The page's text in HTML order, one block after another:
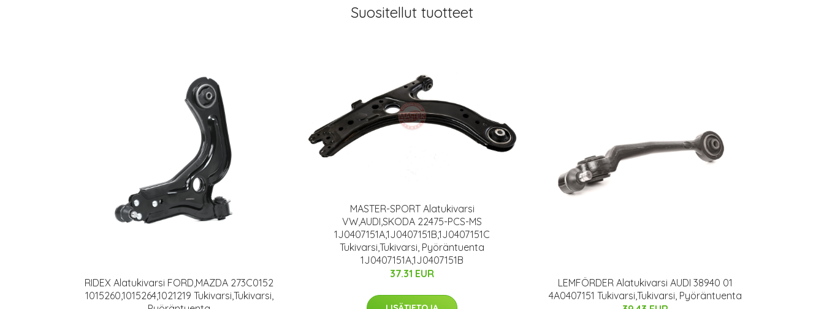
Suositellut tuotteet
RIDEX Alatukivarsi FORD,MAZDA 273C0152
1015260,1015264,1021219 Tukivarsi,Tukivarsi,
MASTER-SPORT Alatukivarsi
VW,AUDI,SKODA 22475-PCS-MS
1J0407151A,1J0407151B,1J0407151C
Tukivarsi,Tukivarsi, Pyöräntuenta
1J0407151A,1J0407151B
37.31 EUR
LEMFÖRDER Alatukivarsi AUDI 38940 01
4A0407151 Tukivarsi,Tukivarsi, Pyöräntuenta